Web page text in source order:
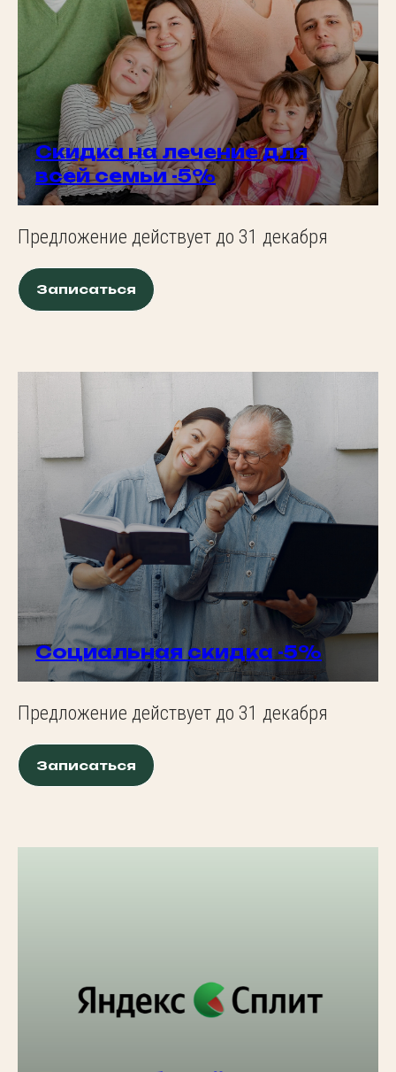
Скидка на лечение для
всей семьи -5%
Предложение действует до 31 декабря
Записаться
Социальная скидка -5%
Предложение действует до 31 декабря
Записаться